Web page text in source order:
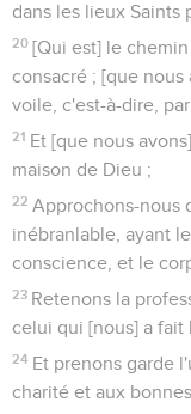
dans les lieux Saints
20 [Qui est] le
consacré ; [que
voile, c'est-à-dire,
21 Et [que nous
maison de Dieu ;
22 Approchons-nous
inébranlable, ayant
conscience, et le
23 Retenons la
celui qui [nous] a fait
24 Et prenons garde
charité et aux